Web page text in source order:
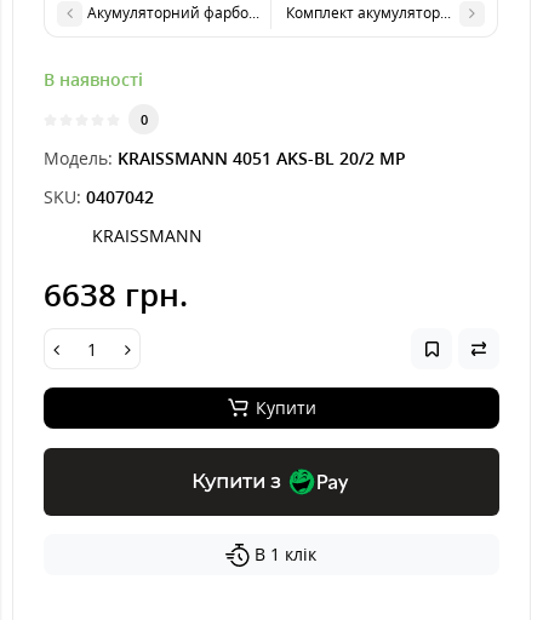
Акумуляторний фарбопульт KRAISSMANN 503 ASP 20 MP
Комплект акумуляторного
В наявності
0
Модель: KRAISSMANN 4051 AKS-BL 20/2 MP
SKU: 0407042
KRAISSMANN
6638 грн.
Купити
Купити з
В 1 клік